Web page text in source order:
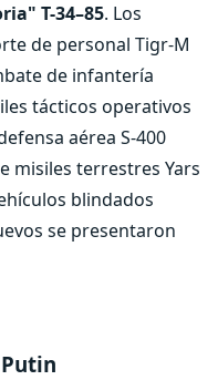
T-34–85. Los
de personal Tigr-M
de infantería
tácticos operativos
aérea S-400
misiles terrestres Yars
blindados
se presentaron